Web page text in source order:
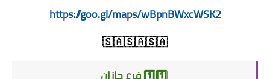
https://goo.gl/maps/wBpnBWxcWSK2
🇸🇦🇸🇦🇸🇦